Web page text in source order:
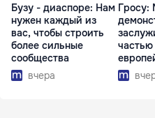
Бузу - диаспоре: Нам
нужен каждый из
вас, чтобы строить
более сильные
сообщества
вчера
Гросу: